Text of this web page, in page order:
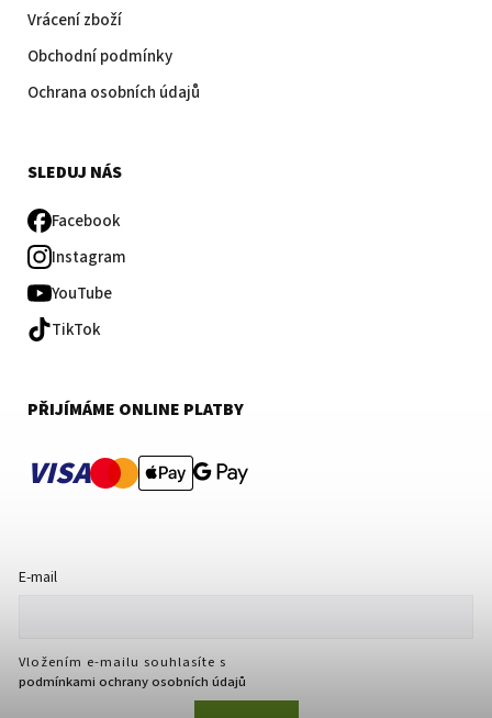
Vrácení zboží
Obchodní podmínky
Ochrana osobních údajů
SLEDUJ NÁS
Facebook
Instagram
YouTube
TikTok
PŘIJÍMÁME ONLINE PLATBY
VISA
E-mail
Vložením e-mailu souhlasíte s
podmínkami ochrany osobních údajů